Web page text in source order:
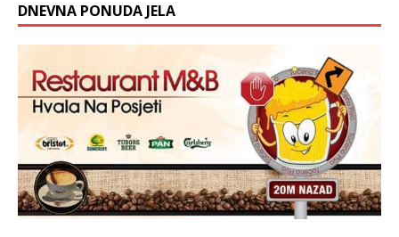
DNEVNA PONUDA JELA